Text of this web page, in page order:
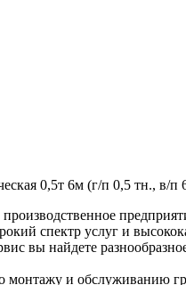
0,5т 6м (г/п 0,5 тн.,
спектр услуг и
вы найдете
монтажу и обслуживанию